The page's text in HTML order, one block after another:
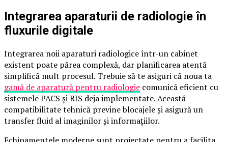
Integrarea aparaturii de radiologie în
fluxurile digitale
Integrarea noii aparaturi radiologice într-un cabinet
existent poate părea complexă, dar planificarea atentă
simplifică mult procesul. Trebuie să te asiguri că noua ta
gamă de aparatură pentru radiologie comunică eficient cu
sistemele PACS și RIS deja implementate. Această
compatibilitate tehnică previne blocajele și asigură un
transfer fluid al imaginilor și informațiilor.